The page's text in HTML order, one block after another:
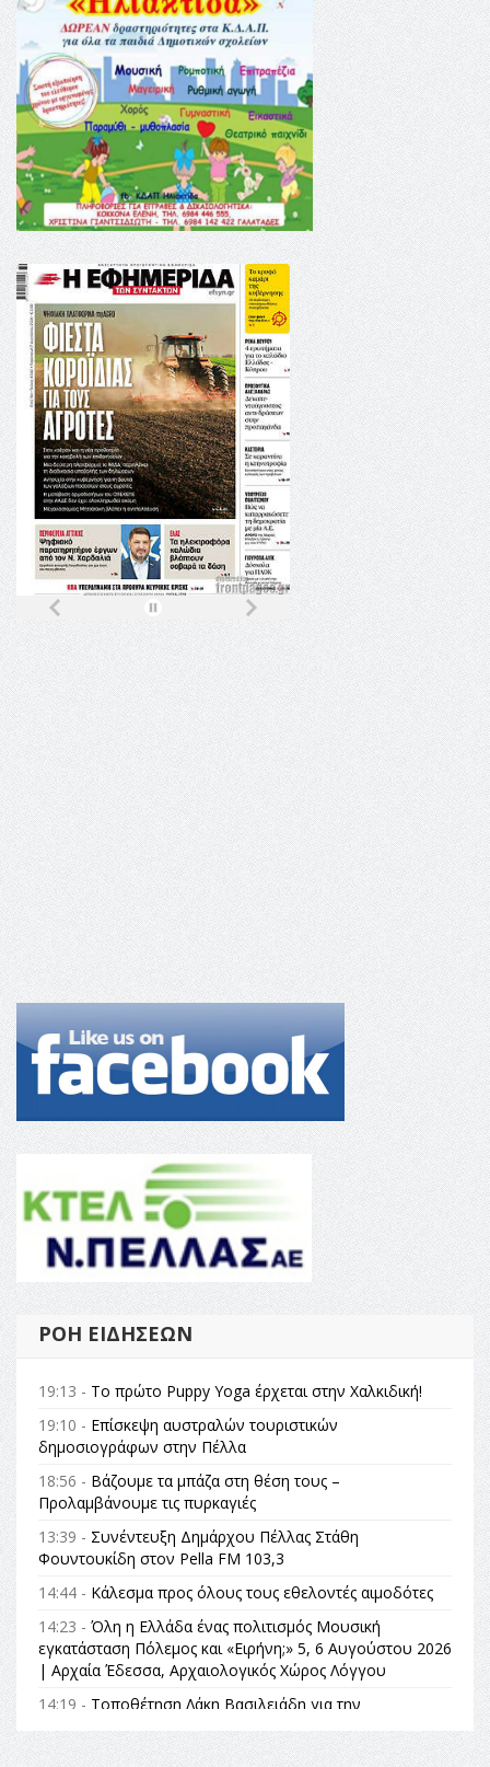
ΡΟΉ ΕΙΔΉΣΕΩΝ
19:13 - Το πρώτο Puppy Yoga έρχεται στην Χαλκιδική!
19:10 - Επίσκεψη αυστραλών τουριστικών
δημοσιογράφων στην Πέλλα
18:56 - Βάζουμε τα μπάζα στη θέση τους –
Προλαμβάνουμε τις πυρκαγιές
13:39 - Συνέντευξη Δημάρχου Πέλλας Στάθη
Φουντουκίδη στον Pella FM 103,3
14:44 - Κάλεσμα προς όλους τους εθελοντές αιμοδότες
14:23 - Όλη η Ελλάδα ένας πολιτισμός Μουσική
εγκατάσταση Πόλεμος και «Ειρήνη;» 5, 6 Αυγούστου 2026
| Αρχαία Έδεσσα, Αρχαιολογικός Χώρος Λόγγου
14:19 - Τοποθέτηση Λάκη Βασιλειάδη για την
Αναθεώρηση του Συντάγματος: «Σε τέτοιες κορυφαίες
θεσμικές διαδικασίες υπάρχει μόνο η ευθύνη απέναντι